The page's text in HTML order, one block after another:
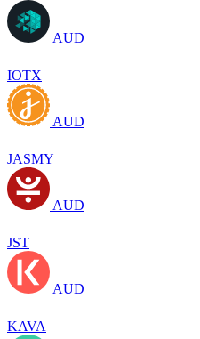
AUD
IOTX
AUD
JASMY
AUD
JST
AUD
KAVA